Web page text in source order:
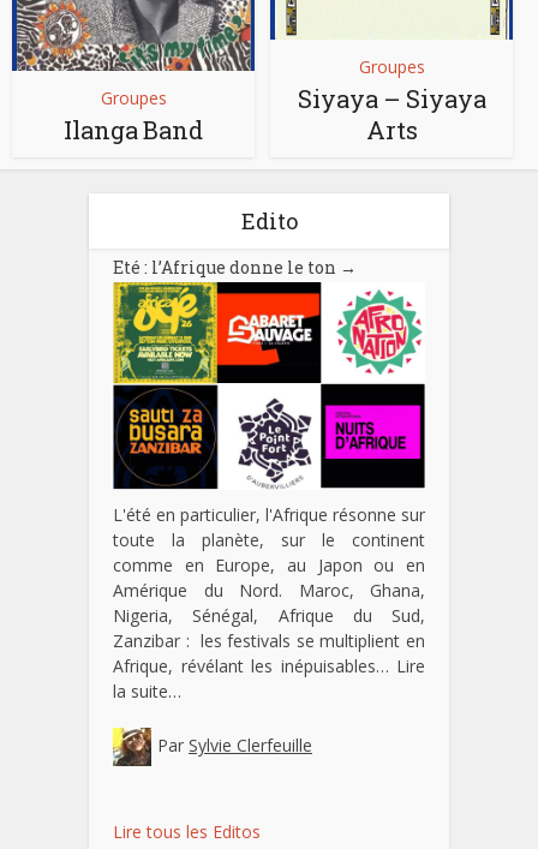
Groupes
Ilanga Band
Groupes
Siyaya – Siyaya
Arts
Edito
Eté : l’Afrique donne le ton →
L'été en particulier, l'Afrique résonne sur
toute la planète, sur le continent
comme en Europe, au Japon ou en
Amérique du Nord. Maroc, Ghana,
Nigeria, Sénégal, Afrique du Sud,
Zanzibar : les festivals se multiplient en
Afrique, révélant les inépuisables… Lire
la suite…
Par Sylvie Clerfeuille
Lire tous les Editos